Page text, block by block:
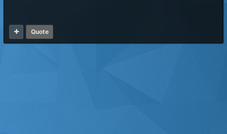
Quote